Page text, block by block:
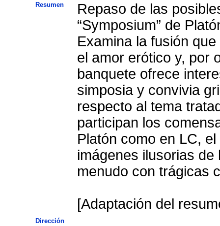
Resumen
Repaso de las
“Symposium” de
Examina la fusión
el amor erótico y, por
banquete ofrece
simposia y convivia
respecto al tema
participan los
Platón como en LC,
imágenes ilusorias
menudo con trágicas
[Adaptación del
Dirección